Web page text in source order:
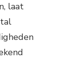
laat